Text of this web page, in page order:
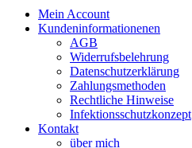
Mein Account
Kundeninformationenen
AGB
Widerrufsbelehrung
Datenschutzerklärung
Zahlungsmethoden
Rechtliche Hinweise
Infektionsschutzkonzept
Kontakt
über mich